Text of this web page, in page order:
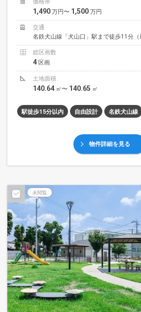
1,490 万円〜 1,500 万円
交通
名鉄犬山線「犬山口」駅まで徒歩11分（
総区画数
4 区画
土地面積
140.64 ㎡〜 140.65 ㎡
駅徒歩15分以内 自由設計 名鉄犬山線
物件詳細を見る
未閲覧